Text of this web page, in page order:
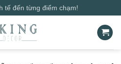
tế đến từng điểm chạm!